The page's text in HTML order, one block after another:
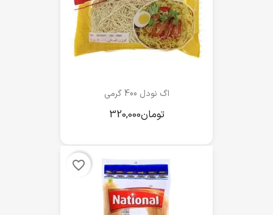
اگ نودل 400 گرمی
‎تومان320,000
favorite_border